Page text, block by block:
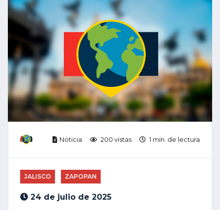
Noticia 200 vistas 1 min. de lectura
JALISCO ZAPOPAN
24 de julio de 2025